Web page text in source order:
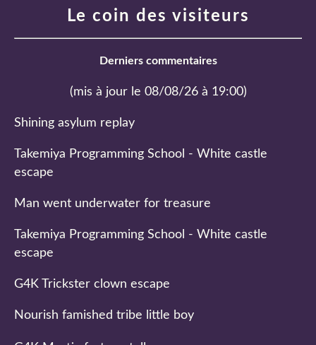
Le coin des visiteurs
Derniers commentaires
(mis à jour le 08/08/26 à 19:00)
Shining asylum replay
Takemiya Programming School - White castle
escape
Man went underwater for treasure
Takemiya Programming School - White castle
escape
G4K Trickster clown escape
Nourish famished tribe little boy